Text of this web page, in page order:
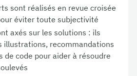
sont réalisés en revue croisée
éviter toute subjectivité
axés sur les solutions : ils
illustrations, recommandations
de code pour aider à résoudre